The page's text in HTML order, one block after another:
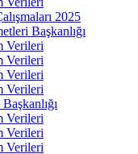
2025
Başkanlığı
Verileri
Verileri
Verileri
Verileri
Verileri
Verileri
Verileri